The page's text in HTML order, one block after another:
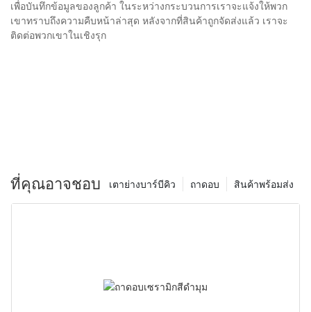
เพื่อบันทึกข้อมูลของลูกค้า ในระหว่างกระบวนการเราจะแจ้งให้พวก
เขาทราบถึงความคืบหน้าล่าสุด หลังจากที่สินค้าถูกจัดส่งแล้ว เราจะ
ติดต่อพวกเขาในเชิงรุก
ที่คุณอาจชอบ สินค้าพร้อมส่ง
ถาดอบ
เตาย่างบาร์บีคิว